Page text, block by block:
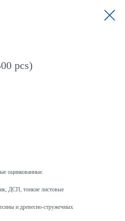
pcs)
оцинкованные.
ДСП, тонкие листовые
и древесно-стружечных